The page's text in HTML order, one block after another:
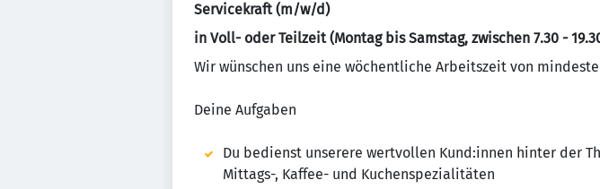
Servicekraft (m/w/d)
in Voll- oder Teilzeit (Montag bis Samstag, zwischen 7.30 -
Wir wünschen uns eine wöchentliche Arbeitszeit von
Deine Aufgaben
Du bedienst unserere wertvollen Kund:innen hinter der
Mittags-, Kaffee- und Kuchenspezialitäten